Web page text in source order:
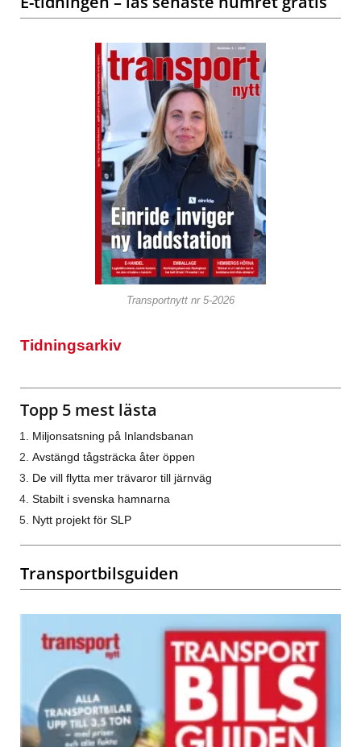
Transportnytt nr 5-2026
Tidningsarkiv
Topp 5 mest lästa
Miljonsatsning på Inlandsbanan
Avstängd tågsträcka åter öppen
De vill flytta mer trävaror till järnväg
Stabilt i svenska hamnarna
Nytt projekt för SLP
Transportbilsguiden